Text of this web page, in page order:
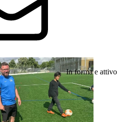
In forma e attivo